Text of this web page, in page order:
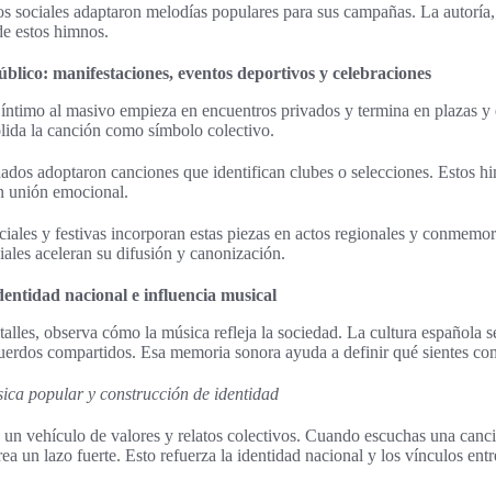
sociales adaptaron melodías populares para sus campañas. La
estos himnos.
manifestaciones, eventos deportivos y celebraciones
al masivo empieza en encuentros privados y termina en plazas y
la canción como símbolo colectivo.
adoptaron canciones que identifican clubes o selecciones. Estos
unión emocional.
y festivas incorporan estas piezas en actos regionales y
aceleran su difusión y canonización.
nacional e influencia musical
observa cómo la música refleja la sociedad. La cultura española
compartidos. Esa memoria sonora ayuda a definir qué sientes
popular y construcción de identidad
vehículo de valores y relatos colectivos. Cuando escuchas una
un lazo fuerte. Esto refuerza la identidad nacional y los vínculos